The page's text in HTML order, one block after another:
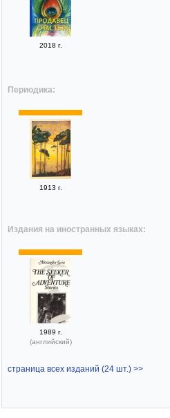
2018 г.
Периодика:
1913 г.
Издания на иностранных языках:
1989 г.
(английский)
страница всех изданий (24 шт.) >>